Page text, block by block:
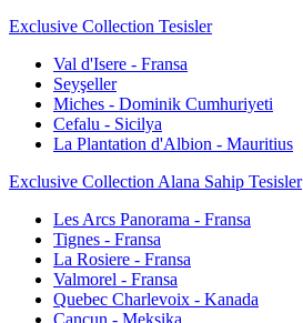
Exclusive Collection Tesisler
Val d'Isere - Fransa
Seyşeller
Miches - Dominik Cumhuriyeti
Cefalu - Sicilya
La Plantation d'Albion - Mauritius
Exclusive Collection Alana Sahip Tesisler
Les Arcs Panorama - Fransa
Tignes - Fransa
La Rosiere - Fransa
Valmorel - Fransa
Quebec Charlevoix - Kanada